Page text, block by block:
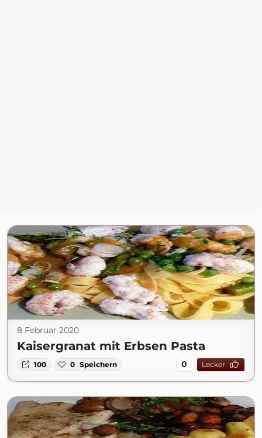
8 Februar 2020
Kaisergranat mit Erbsen Pasta
100 0 Speichern 0 Lecker